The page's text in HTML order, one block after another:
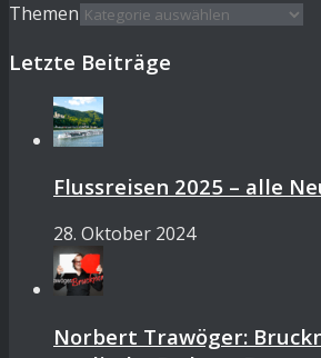
Themen
Letzte Beiträge
Flussreisen 2025 – alle
28. Oktober 2024
Norbert Trawöger: